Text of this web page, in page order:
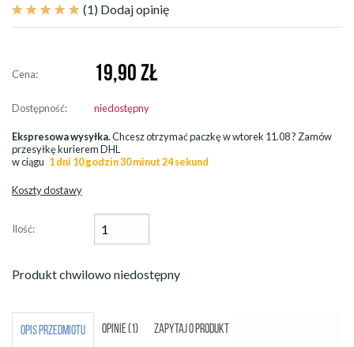
(1) Dodaj opinię
Cena: 19,90 ZŁ
Dostępność: niedostępny
Ekspresowa wysyłka.Chcesz otrzymać paczkę wwtorek 11.08? Zamów
przesyłkę kurierem DHL
w ciągu 1 dni 10 godzin 30 minut 23 sekund
Koszty dostawy
Ilość:
Produkt chwilowo niedostępny
OPIS PRZEDMIOTU OPINIE (1) ZAPYTAJ O PRODUKT